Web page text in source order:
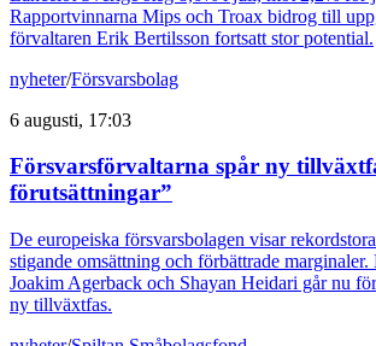
Rapportvinnarna Mips och Troax bidrog till
förvaltaren Erik Bertilsson fortsatt stor potential.
nyheter/Försvarsbolag
6 augusti, 17:03
Försvarsförvaltarna spår ny
förutsättningar”
De europeiska försvarsbolagen visar
stigande omsättning och förbättrade
Joakim Agerback och Shayan Heidari går nu
ny tillväxtfas.